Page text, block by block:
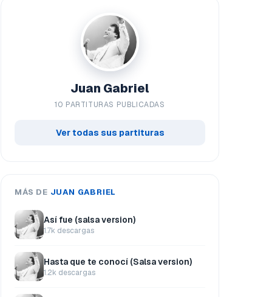
Juan Gabriel
10 PARTITURAS PUBLICADAS
Ver todas sus partituras
MÁS DE JUAN GABRIEL
Así fue (salsa version)
1.7k descargas
Hasta que te conocí (Salsa version)
1.2k descargas